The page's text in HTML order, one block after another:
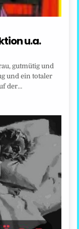
u.a.
gutmütig und
und ein totaler
der…